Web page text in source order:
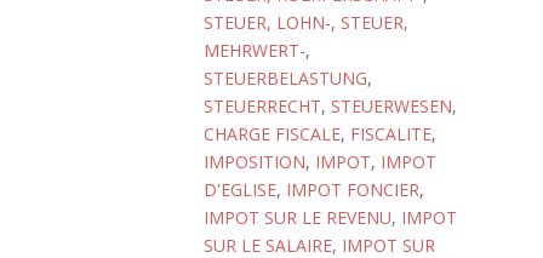
STEUER, LOHN-, STEUER,
MEHRWERT-,
STEUERBELASTUNG,
STEUERRECHT, STEUERWESEN,
CHARGE FISCALE, FISCALITE,
IMPOSITION, IMPOT, IMPOT
D'EGLISE, IMPOT FONCIER,
IMPOT SUR LE REVENU, IMPOT
SUR LE SALAIRE, IMPOT SUR